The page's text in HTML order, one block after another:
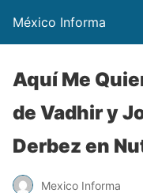
México Informa
Aquí Me
de Vadhir y
Derbez en
Mexico Informa